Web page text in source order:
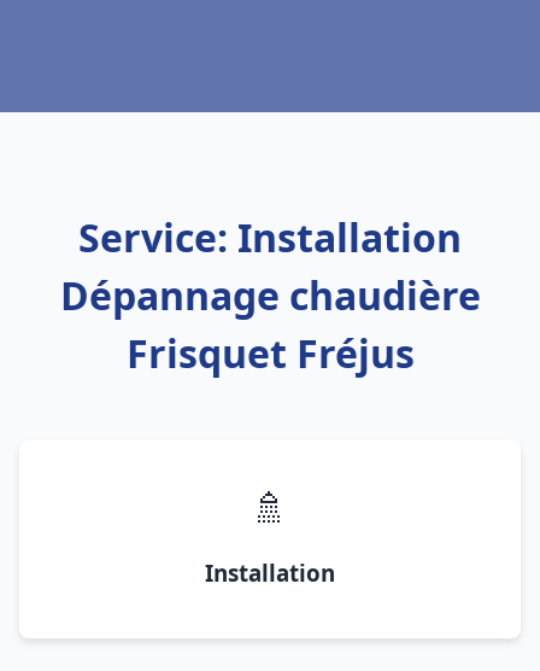
Service: Installation
Dépannage chaudière
Frisquet Fréjus
🚿
Installation